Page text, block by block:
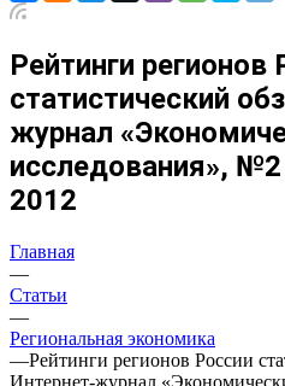
Рейтинги регионов
статистический
журнал
исследования»,
2012
Главная
—
Статьи
—
Региональная экономика
—Рейтинги регионов России
Интернет-журнал